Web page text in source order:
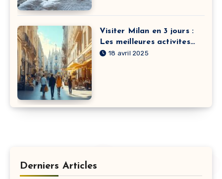
Visiter Milan en 3 jours :
Les meilleures activites
parents-enfants
18 avril 2025
Derniers Articles